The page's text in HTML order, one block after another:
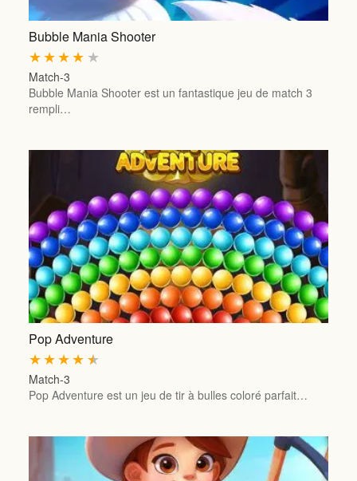
Bubble Mania Shooter
★
★
★
★
★
Match-3
Bubble Mania Shooter est un fantastique jeu de match 3
rempli…
Pop Adventure
★
★
★
★
★
Match-3
Pop Adventure est un jeu de tir à bulles coloré parfait…